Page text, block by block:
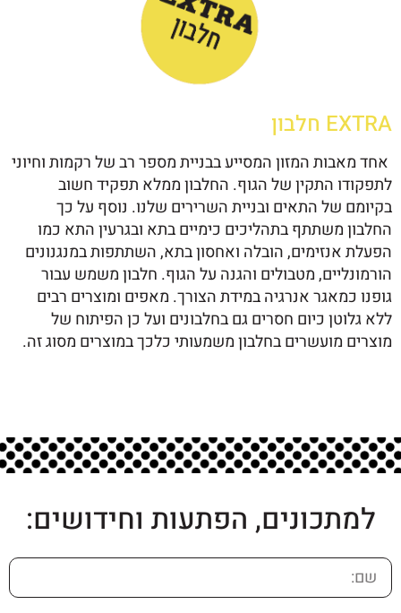
EXTRA חלבון
אחד מאבות המזון המסייע בבניית מספר רב של רקמות וחיוני
לתפקודו התקין של הגוף. החלבון ממלא תפקיד חשוב
בקיומם של התאים ובניית השרירים שלנו. נוסף על כך
החלבון משתתף בתהליכים כימיים בתא ובגרעין התא כמו
הפעלת אנזימים, הובלה ואחסון בתא, השתתפות במנגנונים
הורמונליים, מטבולים והגנה על הגוף. חלבון משמש עבור
גופנו כמאגר אנרגיה במידת הצורך. מאפים ומוצרים רבים
ללא גלוטן כיום חסרים גם בחלבונים ועל כן הפיתוח של
מוצרים מועשרים בחלבון משמעותי כלכך במוצרים מסוג זה.
למתכונים, הפתעות וחידושים: